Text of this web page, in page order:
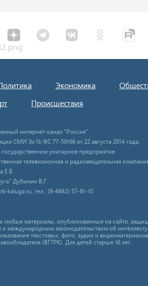
Экономика
Происшествия
интернет-канал "Россия".
СМИ Эл № ФС 77-59166 от 22 августа 2014 года.
унитарное предприятие
телевизионная и радиовещательная
Е.В.
Дубинин В.Г.
kaluga.ru, тел.: (8-4842) 57-81-10
любые материалы, опубликованные на сайте,
и международным законодательством об
текстовых, фото, аудио и
(ВГТРК). Для детей старше 16 лет.